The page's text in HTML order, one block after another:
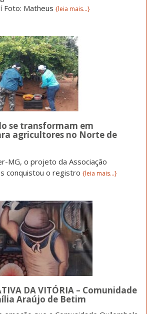
Foto: Matheus {leia mais...}
se transformam em
agricultores no Norte de
MG, o projeto da Associação
conquistou o registro {leia mais...}
DA VITÓRIA – Comunidade
Araújo de Betim